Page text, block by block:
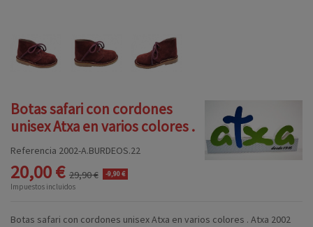
Botas safari con cordones
unisex Atxa en varios colores .
Referencia 2002-A.BURDEOS.22
20,00 € 29,90 € -9,90 €
Impuestos incluidos
Botas safari con cordones unisex Atxa en varios colores . Atxa 2002